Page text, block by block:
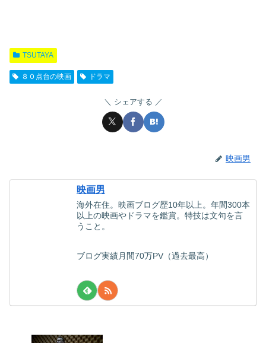
TSUTAYA
８０点台の映画 ドラマ
シェアする
映画男
映画男
海外在住。映画ブログ歴10年以上。年間300本
以上の映画やドラマを鑑賞。特技は文句を言
うこと。
ブログ実績月間70万PV（過去最高）